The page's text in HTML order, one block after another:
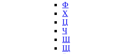
Ф
Х
Ц
Ч
Ш
Щ